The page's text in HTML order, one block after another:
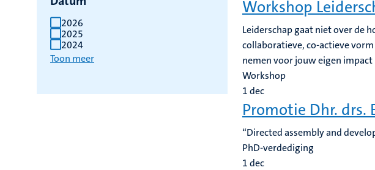
2026
2025
2024
Toon meer
Workshop
Leiderschap gaat niet over de
collaboratieve, co-actieve
nemen voor jouw eigen
Workshop
1dec
Promotie Dhr. drs.
“Directed assembly and
PhD-verdediging
1dec